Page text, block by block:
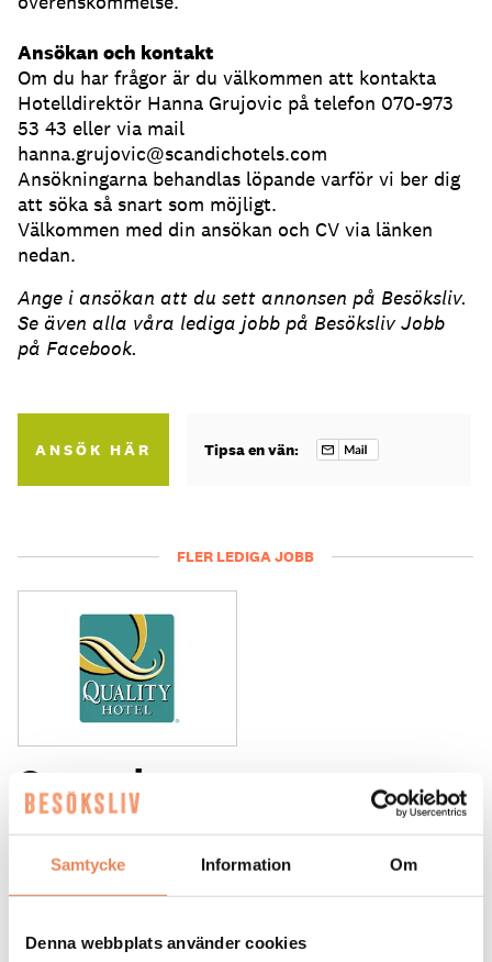
Samtycke Information Om
Denna webbplats använder cookies
Ansökan och kontakt
Om du har frågor är du välkommen att kontakta
Hotelldirektör Hanna Grujovic på telefon 070-973
53 43 eller via mail
hanna.grujovic@scandichotels.com
Ansökningarna behandlas löpande varför vi ber dig
att söka så snart som möjligt.
Välkommen med din ansökan och CV via länken
nedan.
Ange i ansökan att du sett annonsen på Besöksliv.
Se även alla våra lediga jobb på Besöksliv Jobb
på Facebook.
ANSÖK HÄR Tipsa en vän:
FLER LEDIGA JOBB
General
Manager/Hotelldirektör
Arbetsgivare: Quality Hotel Grand
LÄS MER